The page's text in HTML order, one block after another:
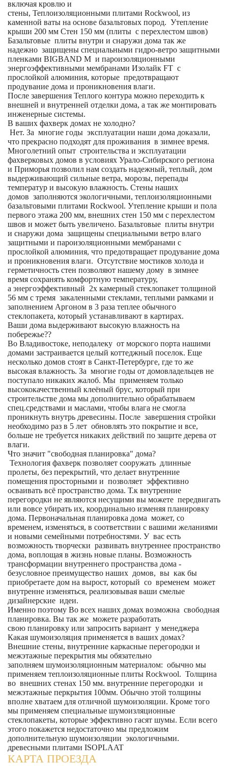
включая кровлю и
стены, Теплоизоляционными плитами Rockwool, из
каменной ваты на основе базальтовых пород. Утепление
крыши 200 мм Стен 150 мм (плиты с перехлестом швов)
Базальтовые плиты внутри и снаружи дома так же
надежно защищены специальными гидро-ветро защитными
пленками BIGBAND M и пароизоляционными
энергоэффективными мембранами Изолайк FT с
прослойкой алюминия, которые предотвращают
продувание дома и проникновения влаги.
После завершения Теплого контура можно переходить к
внешней и внутренней отделки дома, а так же монтировать
инженерные системы.
В ваших фахверк домах не холодно?
Нет. За многие годы эксплуатации наши дома доказали,
что прекрасно подходят для проживания в зимнее время.
Многолетний опыт строительства и эксплуатации
фахверковых домов в условиях Урало-Сибирского региона
и Приморья позволил нам создать надежный, теплый, дом
выдерживающий сильные ветра, морозы, перепады
температур и высокую влажность. Стены наших
домов заполняются экологичными, теплоизоляционными
базальтовыми плитами Rockwool. Утепление крыши и пола
первого этажа 200 мм, внешних стен 150 мм с перехлестом
швов и может быть увеличено. Базальтовые плиты внутри
и снаружи дома защищены специальными ветро влаго
защитными и пароизоляционными мембранами с
прослойкой алюминия, что предотвращает продувание дома
и проникновения влаги. Отсутствие мостиков холода и
герметичность стен позволяют нашему дому в зимнее
время сохранять комфортную температуру,
а энергоэффективный 2х камерный стеклопакет толщиной
56 мм с тремя закаленными стеклами, теплыми рамками и
заполнением Аргоном в 3 раза теплее обычного
стеклопакета, который устанавливают в картирах.
Ваши дома выдерживают высокую влажность на
побережье??
Во Владивостоке, неподалеку от морского порта нашими
домами застраивается целый коттеджный поселок. Еще
несколько домов стоят в Санкт-Петербурге, где то же
высокая влажность. За многие годы от домовладельцев не
поступало никаких жалоб. Мы применяем только
высококачественный клеёный брус, который при
строительстве дома мы дополнительно обрабатываем
спец.средствами и маслами, чтобы влага не смогла
проникнуть внутрь древесины. После завершения стройки
необходимо раз в 5 лет обновлять это покрытие и все,
больше не требуется никаких действий по защите дерева от
влаги.
Что значит "свободная планировка" дома?
Технология фахверк позволяет сооружать длинные
пролеты, без перекрытий, что делает внутренние
помещения просторными и позволяет эффективно
осваивать всё пространство дома. Т.к внутренние
перегородки не являются несущими вы можете передвигать
или вовсе убирать их, координально изменяя планировку
дома. Первоначальная планировка дома может, со
временем, изменяться, в соответствии с вашими желаниями
и новыми семейными потребностями. У вас есть
возможность творчески развивать внутреннее пространство
дома, воплощая в жизнь новые планы. Возможность
трансформации внутреннего пространства дома -
безусловное преимущество наших домов, вы как бы
приобретаете дом на вырост, который со временем может
внутренне изменяться, реализовывая ваши смелые
дизайнерские идеи.
Именно поэтому Во всех наших домах возможна свободная
планировка. Вы так же можете разработать
свою планировку или запросить вариант у менеджера
Какая шумоизоляция применяется в ваших домах?
Внешние стены, внутренние каркасные перегородки и
межэтажные перекрытия мы обязательно
заполняем шумоизоляционным материалом: обычно мы
применяем теплоизоляционные плиты Rockwool. Толщина
во внешних стенах 150 мм. внутренние перегородки и
межэтажные перкрытия 100мм. Обычно этой толщины
вполне хватаем для отличной шумоизоляции. Кроме того
мы применяем специальные шумоизляционные
стеклопакеты, которые эффективно гасят шумы. Если всего
этого покажется недостаточно мы предложим
дополнительную шумоизоляции экологичными.
древесными плитами ISOPLAAT
КАРТА ПРОЕЗДА